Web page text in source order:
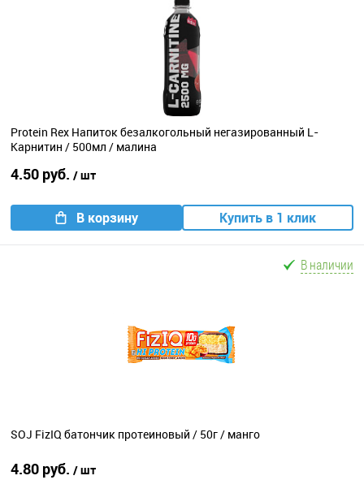
Protein Rex Напиток безалкогольный негазированный L-
Карнитин / 500мл / малина
4.50 руб. / шт
В корзину Купить в 1 клик
В наличии
SOJ FizIQ батончик протеиновый / 50г / манго
4.80 руб. / шт